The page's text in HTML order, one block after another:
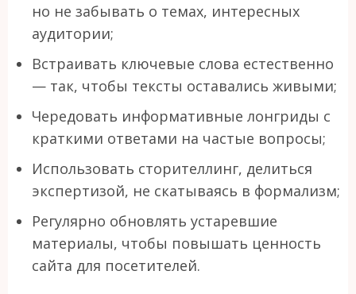
но не забывать о темах, интересных
аудитории;
Встраивать ключевые слова естественно
— так, чтобы тексты оставались живыми;
Чередовать информативные лонгриды с
краткими ответами на частые вопросы;
Использовать сторителлинг, делиться
экспертизой, не скатываясь в формализм;
Регулярно обновлять устаревшие
материалы, чтобы повышать ценность
сайта для посетителей.